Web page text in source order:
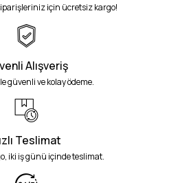
için ücretsiz kargo!
Alışveriş
güvenli ve kolay ödeme.
Teslimat
iki iş günü içinde teslimat.